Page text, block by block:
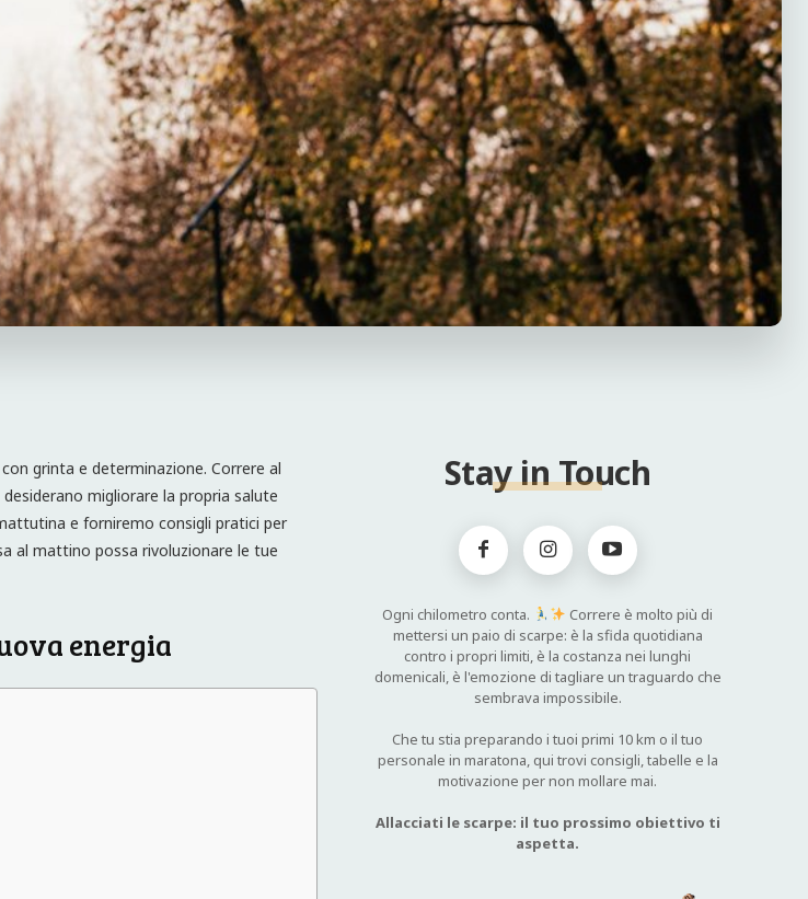
grinta e determinazione. Correre al
migliorare la propria salute
e forniremo consigli pratici per
al mattino possa rivoluzionare le tue
energia
Stay in Touch
Ogni chilometro conta.
Correre è molto più di
mettersi un paio di scarpe: è la sfida quotidiana
contro i propri limiti, è la costanza nei lunghi
domenicali, è l'emozione di tagliare un traguardo che
sembrava impossibile.
Che tu stia preparando i tuoi primi 10 km o il tuo
personale in maratona, qui trovi consigli, tabelle e la
motivazione per non mollare mai.
Allacciati le scarpe: il tuo prossimo obiettivo ti
aspetta.